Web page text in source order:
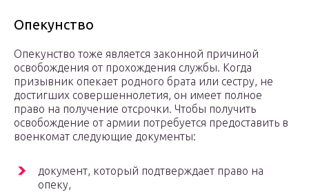
Опекунство
Опекунство тоже является законной причиной
освобождения от прохождения службы. Когда
призывник опекает родного брата или сестру, не
достигших совершеннолетия, он имеет полное
право на получение отсрочки. Чтобы получить
освобождение от армии потребуется предоставить в
военкомат следующие документы:
документ, который подтверждает право на
опеку,